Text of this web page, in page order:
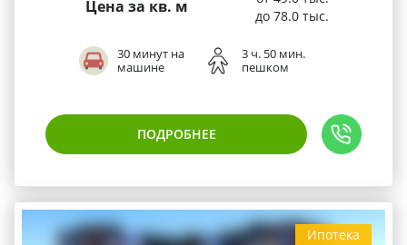
Цена за кв. м
до 78.0 тыс.
30 минут на
машине
3 ч. 50 мин.
пешком
ПОДРОБНЕЕ
Ипотека